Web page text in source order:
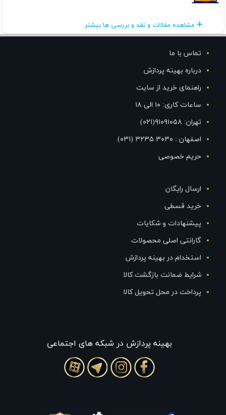
مشاهده مقالات و نقد و بررسی ها بیشتر
تماس با ما
درباره بهینه پردازش
راهنمای خرید از سایت
ساعات کاری: ۱۰ الی ۱۸
تهران: ۹۱۰۹۱۰۵۸(۰۲۱)
اصفهان : ۳۰۳۰ ۳۲۳۵ (۰۳۱)
حریم خصوصی
ارسال رایگان
خرید قسطی
پیشنهادات و شکایات
گارانتی اصلی محصولات
استخدام در بهینه پردازش
شرایط ضمانت بازگشت کالا
پرداخت در محل تحویل کالا
بهينه پردازش در شبکه های اجتماعی